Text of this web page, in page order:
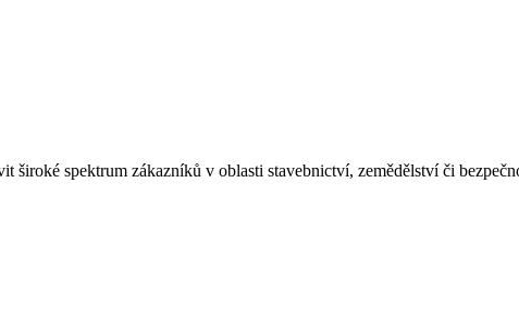
široké spektrum zákazníků v oblasti stavebnictví, zemědělství či